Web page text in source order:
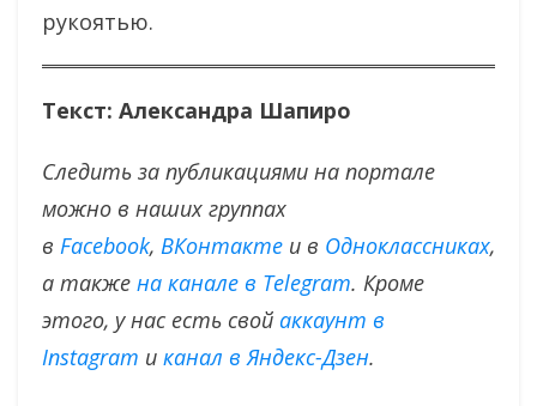
рукоятью.
Текст: Александра Шапиро
Следить за публикациями на портале
можно в наших группах
в Facebook, ВКонтакте и в Одноклассниках,
а также на канале в Telegram. Кроме
этого, у нас есть свой аккаунт в
Instagram и канал в Яндекс-Дзен.